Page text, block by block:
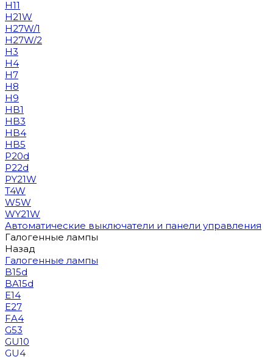
H11
H21W
H27W/1
H27W/2
H3
H4
H7
H8
H9
HB1
HB3
HB4
HB5
P20d
P22d
PY21W
T4W
W5W
WY21W
Автоматические выключатели и панели управления
Галогенные лампы
Назад
Галогенные лампы
B15d
BA15d
E14
E27
FA4
G53
GU10
GU4